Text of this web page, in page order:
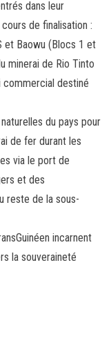
dans leur
de finalisation :
et Baowu (Blocs 1 et
minerai de Rio Tinto
destiné
du pays pour
de fer durant les
via le port de
et des
reste de la sous-
incarnent
la souveraineté